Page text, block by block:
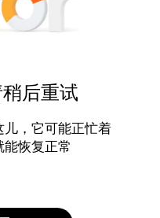
后重试
，它可能正忙着
能恢复正常